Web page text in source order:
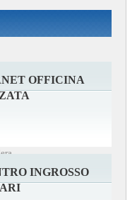
OFFICINA
INGROSSO